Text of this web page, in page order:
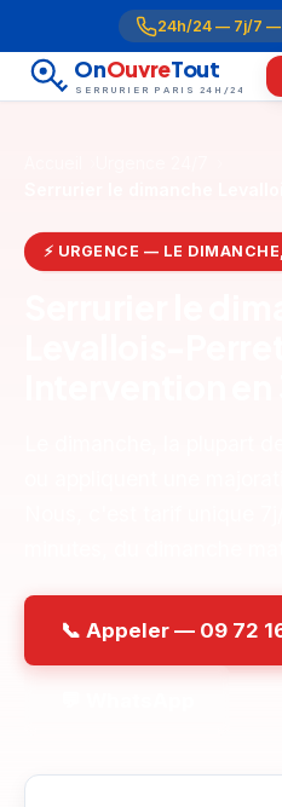
24h/24 — 7j/7 —
OnOuvreTout
SERRURIER PARIS 24H/24
⚡ URGENCE — LE
📞 Appeler — 09 72